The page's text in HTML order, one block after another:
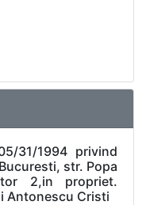
31/1994 privind
str. Popa
2,in propriet.
Antonescu Cristi